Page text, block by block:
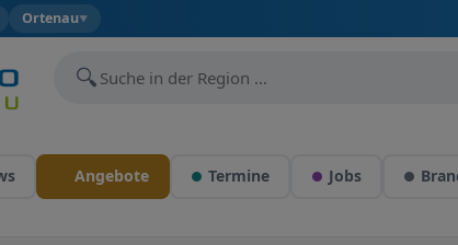
Ortenau▼
🔍
Angebote Termine Jobs